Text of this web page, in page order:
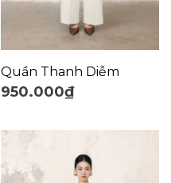
Quần Thanh Diễm
950.000₫